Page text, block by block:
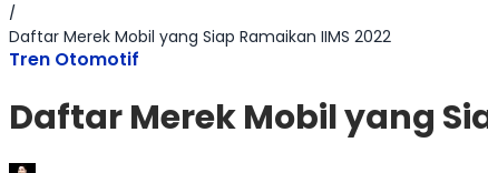
/
Daftar Merek Mobil yang Siap Ramaikan IIMS 2022
Tren Otomotif
Daftar Merek Mobil yang